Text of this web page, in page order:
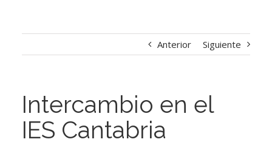
Anterior Siguiente
Intercambio en el
IES Cantabria